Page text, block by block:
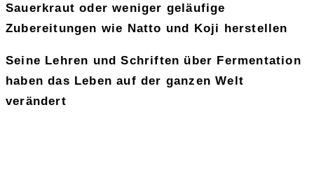
Sauerkraut oder weniger geläufige
Zubereitungen wie Natto und Koji herstellen
Seine Lehren und Schriften über Fermentation
haben das Leben auf der ganzen Welt
verändert